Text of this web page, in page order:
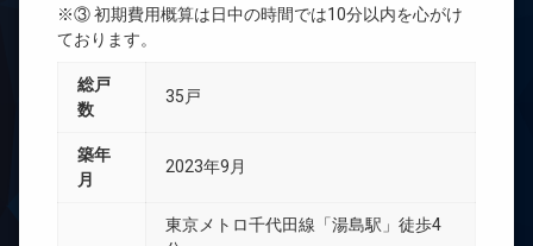
※③ 初期費用概算は日中の時間では10分以内を心がけ
ております。
総戸
数
35戸
築年
月
2023年9月
東京メトロ千代田線「湯島駅」徒歩4